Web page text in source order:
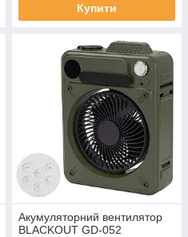
Купити
Акумуляторний вентилятор
BLACKOUT GD-052